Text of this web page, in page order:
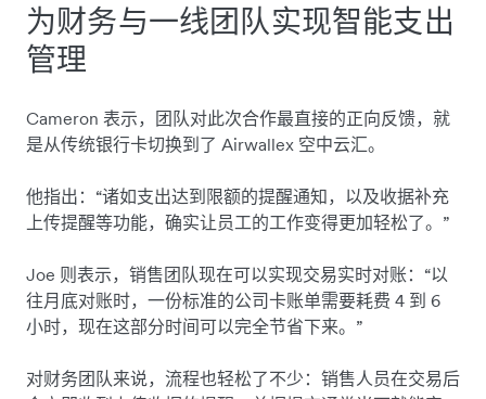
为财务与一线团队实现智能支出
管理
Cameron 表示，团队对此次合作最直接的正向反馈，就
是从传统银行卡切换到了 Airwallex 空中云汇。
他指出：“诸如支出达到限额的提醒通知，以及收据补充
上传提醒等功能，确实让员工的工作变得更加轻松了。”
Joe 则表示，销售团队现在可以实现交易实时对账：“以
往月底对账时，一份标准的公司卡账单需要耗费 4 到 6
小时，现在这部分时间可以完全节省下来。”
对财务团队来说，流程也轻松了不少：销售人员在交易后